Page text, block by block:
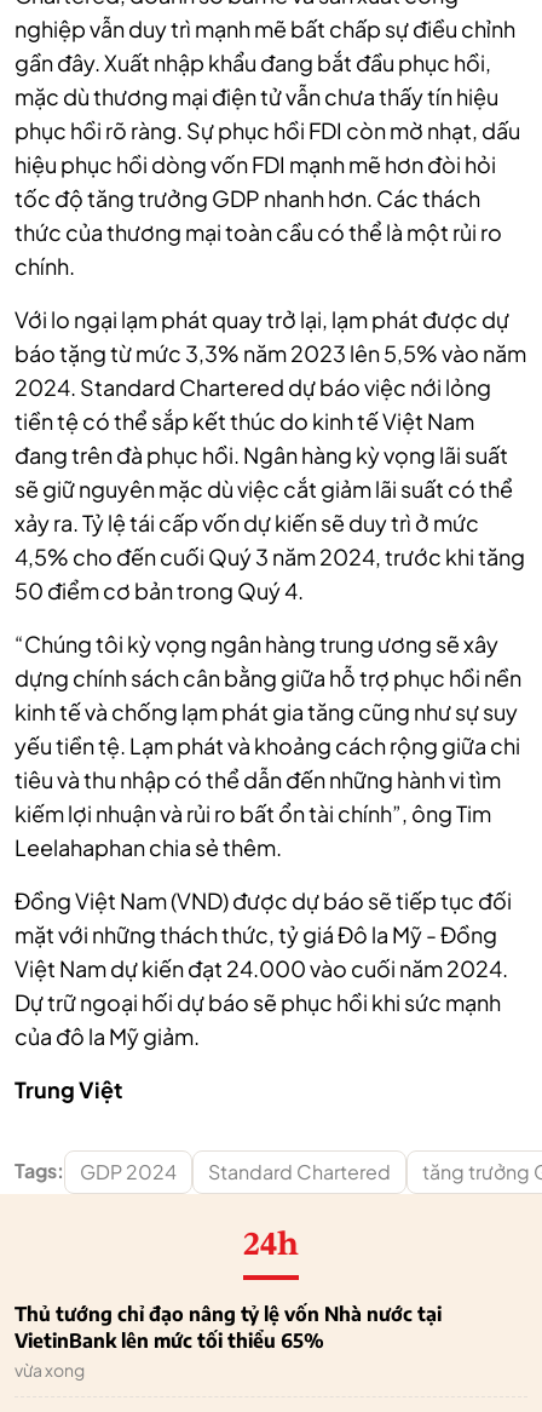
nghiệp vẫn duy trì mạnh mẽ bất chấp sự điều chỉnh
gần đây. Xuất nhập khẩu đang bắt đầu phục hồi,
mặc dù thương mại điện tử vẫn chưa thấy tín hiệu
phục hồi rõ ràng. Sự phục hồi FDI còn mờ nhạt, dấu
hiệu phục hồi dòng vốn FDI mạnh mẽ hơn đòi hỏi
tốc độ tăng trưởng GDP nhanh hơn. Các thách
thức của thương mại toàn cầu có thể là một rủi ro
chính.
Với lo ngại lạm phát quay trở lại, lạm phát được dự
báo tặng từ mức 3,3% năm 2023 lên 5,5% vào năm
2024. Standard Chartered dự báo việc nới lỏng
tiền tệ có thể sắp kết thúc do kinh tế Việt Nam
đang trên đà phục hồi. Ngân hàng kỳ vọng lãi suất
sẽ giữ nguyên mặc dù việc cắt giảm lãi suất có thể
xảy ra. Tỷ lệ tái cấp vốn dự kiến sẽ duy trì ở mức
4,5% cho đến cuối Quý 3 năm 2024, trước khi tăng
50 điểm cơ bản trong Quý 4.
“Chúng tôi kỳ vọng ngân hàng trung ương sẽ xây
dựng chính sách cân bằng giữa hỗ trợ phục hồi nền
kinh tế và chống lạm phát gia tăng cũng như sự suy
yếu tiền tệ. Lạm phát và khoảng cách rộng giữa chi
tiêu và thu nhập có thể dẫn đến những hành vi tìm
kiếm lợi nhuận và rủi ro bất ổn tài chính”, ông Tim
Leelahaphan chia sẻ thêm.
Đồng Việt Nam (VND) được dự báo sẽ tiếp tục đối
mặt với những thách thức, tỷ giá Đô la Mỹ - Đồng
Việt Nam dự kiến đạt 24.000 vào cuối năm 2024.
Dự trữ ngoại hối dự báo sẽ phục hồi khi sức mạnh
của đô la Mỹ giảm.
Trung Việt
Tags: GDP 2024 Standard Chartered tăng trưởng
24h
Thủ tướng chỉ đạo nâng tỷ lệ vốn Nhà nước tại
VietinBank lên mức tối thiểu 65%
vừa xong